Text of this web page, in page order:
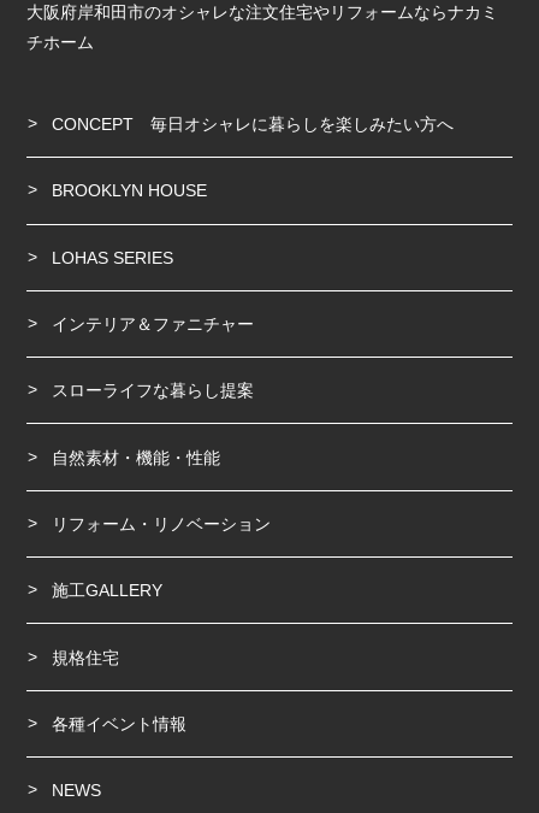
大阪府岸和田市のオシャレな注文住宅やリフォームならナカミ
チホーム
CONCEPT 毎日オシャレに暮らしを楽しみたい方へ
BROOKLYN HOUSE
LOHAS SERIES
インテリア＆ファニチャー
スローライフな暮らし提案
自然素材・機能・性能
リフォーム・リノベーション
施工GALLERY
規格住宅
各種イベント情報
NEWS